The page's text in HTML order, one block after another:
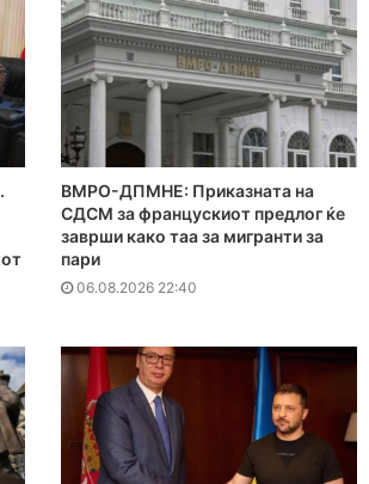
ВМРО-ДПМНЕ: Приказната на
СДСМ за францускиот предлог ќе
заврши како таа за мигранти за
пари
06.08.2026 22:40